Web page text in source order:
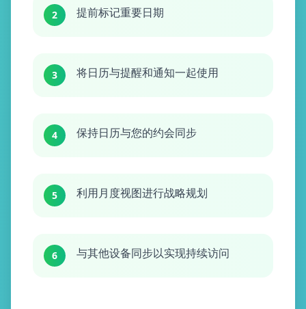
2 提前标记重要日期
3 将日历与提醒和通知一起使用
4 保持日历与您的约会同步
5 利用月度视图进行战略规划
6 与其他设备同步以实现持续访问